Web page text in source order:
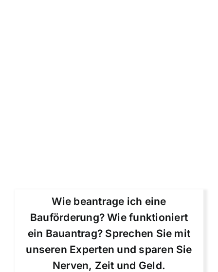
Wie beantrage ich eine
Bauförderung? Wie funktioniert
ein Bauantrag? Sprechen Sie mit
unseren Experten und sparen Sie
Nerven, Zeit und Geld.